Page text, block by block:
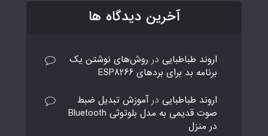
آخرین دیدگاه ها
اروند طباطبایی در روش‌های نوشتن یک
برنامه بد برای بردهای ESP8266
اروند طباطبایی درآموزش تبدیل ضبط
صوت قدیمی به مدل بلوتوثی Bluetooth
در منزل